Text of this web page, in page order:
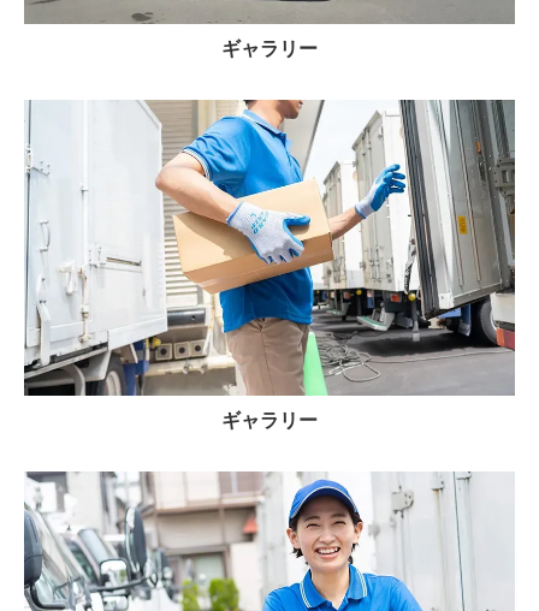
ギャラリー
ギャラリー